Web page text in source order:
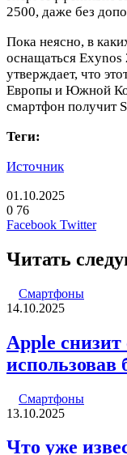
2500, даже без
Пока неясно, в
оснащаться Exynos
утверждает, что
Европы и Южной
смартфон получит
Теги:
Источник
01.10.2025
0 76
Facebook TwitterSkype
Viber
Читать
Смартфоны
14.10.2025
Apple
Смартфоны
13.10.2025
Что уже